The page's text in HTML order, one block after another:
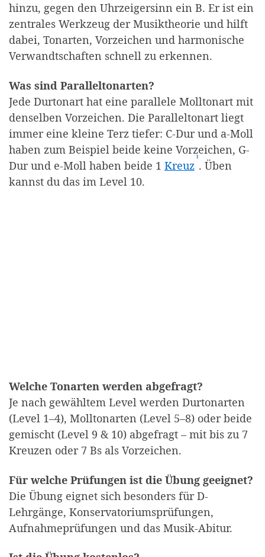
hinzu, gegen den Uhrzeigersinn ein B. Er ist ein
zentrales Werkzeug der Musiktheorie und hilft
dabei, Tonarten, Vorzeichen und harmonische
Verwandtschaften schnell zu erkennen.
Was sind Paralleltonarten?
Jede Durtonart hat eine parallele Molltonart mit
denselben Vorzeichen. Die Paralleltonart liegt
immer eine kleine Terz tiefer: C-Dur und a-Moll
haben zum Beispiel beide keine Vorzeichen, G-
Dur und e-Moll haben beide 1 Kreuz(Affiliate-
¹. Üben
kannst du das im Level 10.
Welche Tonarten werden abgefragt?
Je nach gewähltem Level werden Durtonarten
(Level 1–4), Molltonarten (Level 5–8) oder beide
gemischt (Level 9 & 10) abgefragt – mit bis zu 7
Kreuzen oder 7 Bs als Vorzeichen.
Für welche Prüfungen ist die Übung geeignet?
Die Übung eignet sich besonders für D-
Lehrgänge, Konservatoriumsprüfungen,
Aufnahmeprüfungen und das Musik-Abitur.